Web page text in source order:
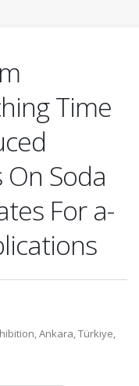
Time
Soda
For a-
Ankara, Türkiye,